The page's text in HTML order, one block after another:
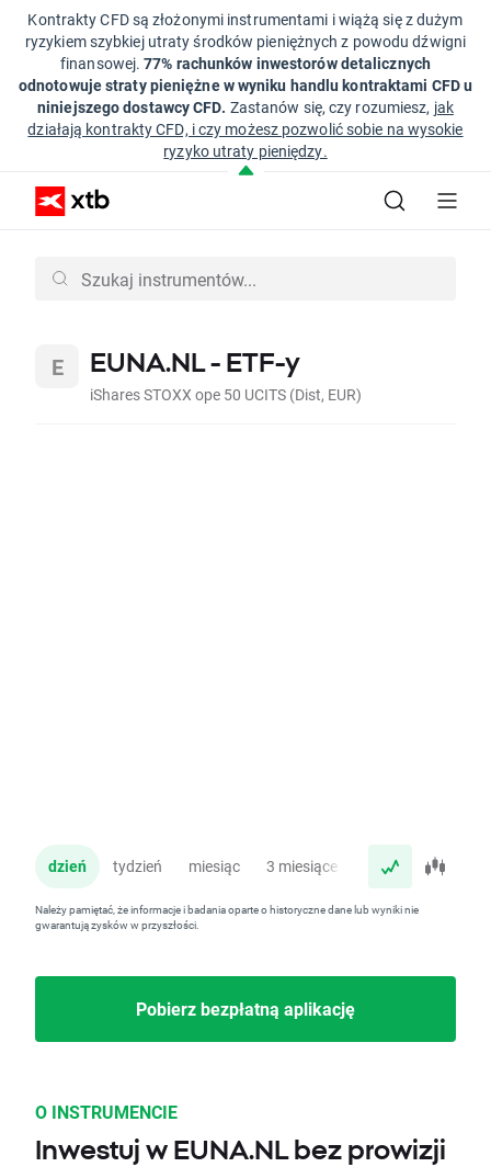
Kontrakty CFD są złożonymi instrumentami i wiążą się z dużym
ryzykiem szybkiej utraty środków pieniężnych z powodu dźwigni
finansowej.77% rachunków inwestorów detalicznych
odnotowuje straty pieniężne w wyniku handlu kontraktami CFD u
niniejszego dostawcy CFD. Zastanów się, czy rozumiesz, jak
działają kontrakty CFD, i czy możesz pozwolić sobie na wysokie
ryzyko utraty pieniędzy.
EUNA.NL - ETF-y
iShares STOXX ope 50 UCITS (Dist, EUR)
dzień tydzień miesiąc 3 miesiące rok
Należy pamiętać, że informacje i badania oparte o historyczne dane lub wyniki nie
gwarantują zysków w przyszłości.
Pobierz bezpłatną aplikację
O INSTRUMENCIE
Inwestuj w EUNA.NL bez prowizji